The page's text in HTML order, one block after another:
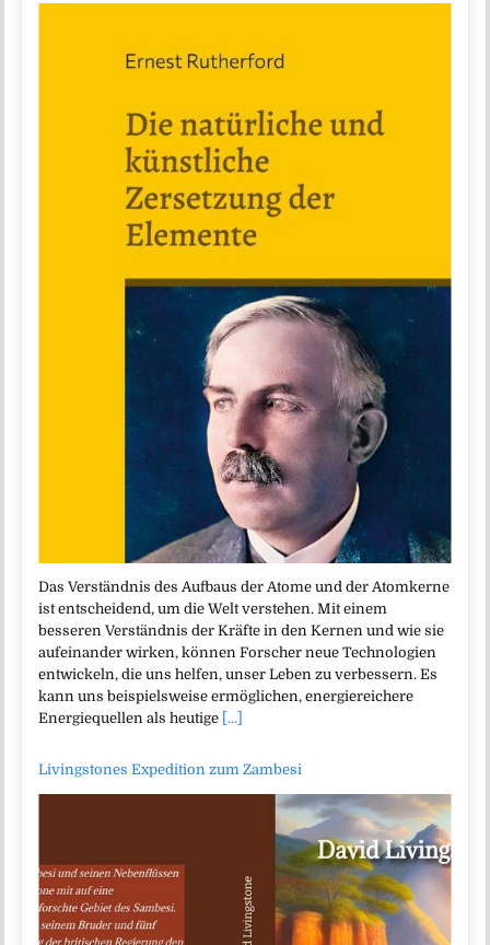
Das Verständnis des Aufbaus der Atome und der Atomkerne
ist entscheidend, um die Welt verstehen. Mit einem
besseren Verständnis der Kräfte in den Kernen und wie sie
aufeinander wirken, können Forscher neue Technologien
entwickeln, die uns helfen, unser Leben zu verbessern. Es
kann uns beispielsweise ermöglichen, energiereichere
Energiequellen als heutige [...]
Livingstones Expedition zum Zambesi